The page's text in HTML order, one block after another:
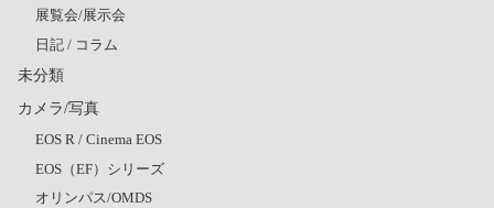
展覧会/展示会
日記 / コラム
未分類
カメラ/写真
EOS R / Cinema EOS
EOS（EF）シリーズ
オリンパス/OMDS